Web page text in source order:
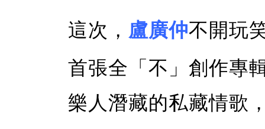
這次， 盧廣仲不開玩
首張全「不」創作專
樂人潛藏的私藏情歌